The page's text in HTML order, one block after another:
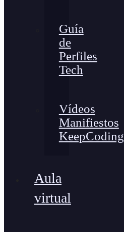
Guía
de
Perfiles
Tech
Vídeos
Manifiestos
KeepCoding
Aula
virtual